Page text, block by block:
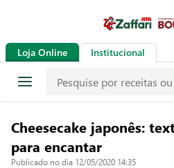
Loja Online Institucional
Cheesecake japonês:
para encantar
Publicado no dia 12/05/2020 14:35